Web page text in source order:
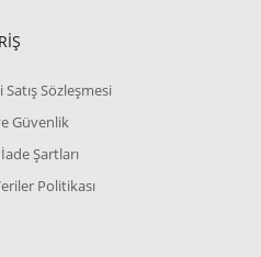
Satış Sözleşmesi
Güvenlik
Şartları
Politikası